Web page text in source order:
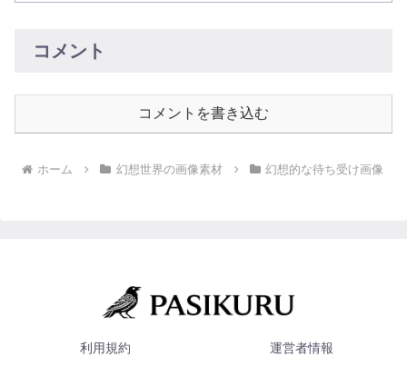
コメント
コメントを書き込む
ホーム 幻想世界の画像素材 幻想的な待ち受け画像
利用規約
運営者情報